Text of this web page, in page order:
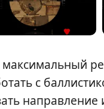
с
направление